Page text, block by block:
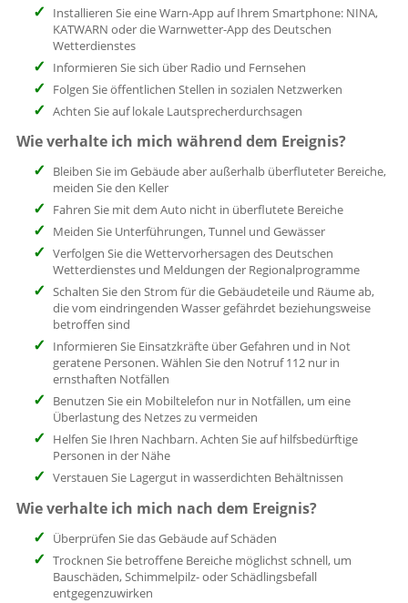
Installieren Sie eine Warn-App auf Ihrem Smartphone: NINA,
KATWARN oder die Warnwetter-App des Deutschen
Wetterdienstes
Informieren Sie sich über Radio und Fernsehen
Folgen Sie öffentlichen Stellen in sozialen Netzwerken
Achten Sie auf lokale Lautsprecherdurchsagen
Wie verhalte ich mich während dem Ereignis?
Bleiben Sie im Gebäude aber außerhalb überfluteter Bereiche,
meiden Sie den Keller
Fahren Sie mit dem Auto nicht in überflutete Bereiche
Meiden Sie Unterführungen, Tunnel und Gewässer
Verfolgen Sie die Wettervorhersagen des Deutschen
Wetterdienstes und Meldungen der Regionalprogramme
Schalten Sie den Strom für die Gebäudeteile und Räume ab,
die vom eindringenden Wasser gefährdet beziehungsweise
betroffen sind
Informieren Sie Einsatzkräfte über Gefahren und in Not
geratene Personen. Wählen Sie den Notruf 112 nur in
ernsthaften Notfällen
Benutzen Sie ein Mobiltelefon nur in Notfällen, um eine
Überlastung des Netzes zu vermeiden
Helfen Sie Ihren Nachbarn. Achten Sie auf hilfsbedürftige
Personen in der Nähe
Verstauen Sie Lagergut in wasserdichten Behältnissen
Wie verhalte ich mich nach dem Ereignis?
Überprüfen Sie das Gebäude auf Schäden
Trocknen Sie betroffene Bereiche möglichst schnell, um
Bauschäden, Schimmelpilz- oder Schädlingsbefall
entgegenzuwirken